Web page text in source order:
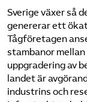
Sverige växer så
genererar ett
Tågföretagen
stambanor
uppgradering av
landet är
industrins och